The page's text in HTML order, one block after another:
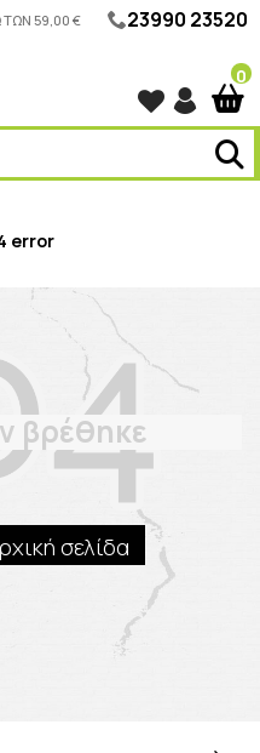
59,00 € 23990 23520
0
error
βρέθηκε
σελίδα